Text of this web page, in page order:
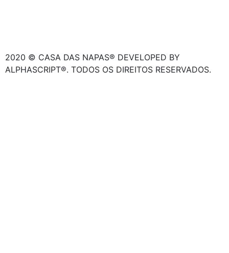
2020 © CASA DAS NAPAS® DEVELOPED BY
ALPHASCRIPT®. TODOS OS DIREITOS RESERVADOS.